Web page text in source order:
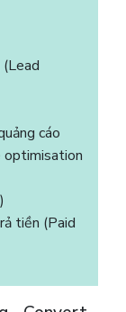
cáo
optimisation
tiền (Paid